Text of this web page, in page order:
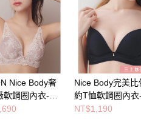
Nice Body奢
軟鋼圈內衣-裸
Nice Body完美比
約T恤軟鋼圈內衣
NT$1,190